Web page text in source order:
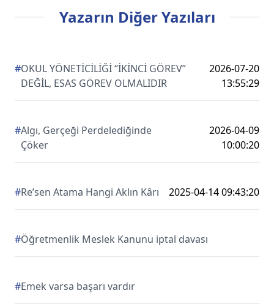
Yazarın Diğer Yazıları
#OKUL YÖNETİCİLİĞİ “İKİNCİ GÖREV”
DEĞİL, ESAS GÖREV OLMALIDIR
2026-07-20
13:55:29
#Algı, Gerçeği Perdelediğinde
Çöker
2026-04-09
10:00:20
#Re’sen Atama Hangi Aklın Kârı 2025-04-14 09:43:20
#Öğretmenlik Meslek Kanunu iptal davası
#Emek varsa başarı vardır